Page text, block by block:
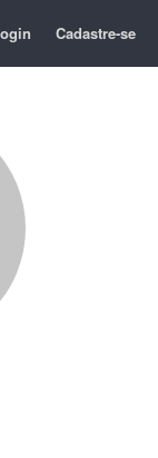
Cadastre-se